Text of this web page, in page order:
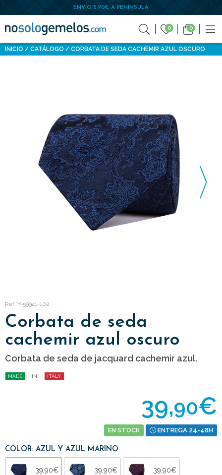
ENVÍO 5,90€ A PENÍNSULA
0 0
INICIO CATÁLOGO CORBATA DE SEDA CACHEMIR AZUL OSCURO
Ref: Y-59941-102
Corbata de seda
cachemir azul oscuro
Corbata de seda de jacquard cachemir azul.
MADE IN ITALY
39,90€
EN STOCK ENTREGA 24-48H
COLOR: AZUL Y AZUL MARINO
39,90€ 39,90€ 39,90€